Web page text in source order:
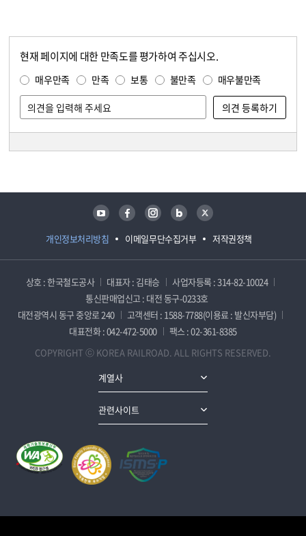
현재 페이지에 대한 만족도를 평가하여 주십시오.
매우만족 만족 보통 불만족 매우불만족
개인정보처리방침 이메일무단수집거부 저작권정책
유튜브 페이스북 인스타그램 블로그 트위터
상호 : 한국철도공사 대표자 : 김태승
사업자등록 : 314-82-10024
통신판매업신고 : 대전 동구-0233호
대전광역시 동구 중앙로 240
고객센터 : 1588-7788(이용료 : 발신자부담)
대표전화 : 042-472-5000
팩스 : 02-361-8385
COPYRIGHT ⓒ KOREA RAILROAD. ALL RIGHTS RESERVED.
계열사
관련사이트